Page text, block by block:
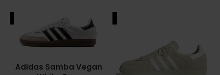
Adidas Samba Vegan